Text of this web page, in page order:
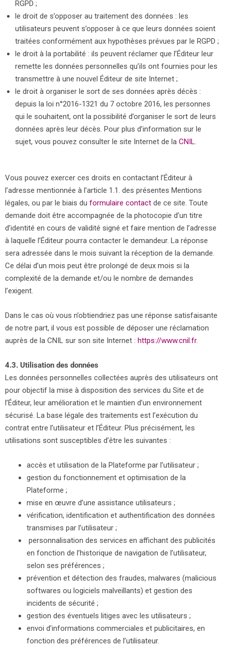
RGPD ;
le droit de s’opposer au traitement des données : les
utilisateurs peuvent s’opposer à ce que leurs données soient
traitées conformément aux hypothèses prévues par le RGPD ;
le droit à la portabilité : ils peuvent réclamer que l’Éditeur leur
remette les données personnelles qu’ils ont fournies pour les
transmettre à une nouvel Éditeur de site Internet ;
le droit à organiser le sort de ses données après décès :
depuis la loi n°2016-1321 du 7 octobre 2016, les personnes
qui le souhaitent, ont la possibilité d’organiser le sort de leurs
données après leur décès. Pour plus d’information sur le
sujet, vous pouvez consulter le site Internet de la CNIL.
Vous pouvez exercer ces droits en contactant l’Éditeur à
l’adresse mentionnée à l’article 1.1. des présentes Mentions
légales, ou par le biais du formulaire contact de ce site. Toute
demande doit être accompagnée de la photocopie d’un titre
d’identité en cours de validité signé et faire mention de l’adresse
à laquelle l’Éditeur pourra contacter le demandeur. La réponse
sera adressée dans le mois suivant la réception de la demande.
Ce délai d’un mois peut être prolongé de deux mois si la
complexité de la demande et/ou le nombre de demandes
l’exigent.
Dans le cas où vous n’obtiendriez pas une réponse satisfaisante
de notre part, il vous est possible de déposer une réclamation
auprès de la CNIL sur son site Internet : https://www.cnil.fr.
4.3. Utilisation des données
Les données personnelles collectées auprès des utilisateurs ont
pour objectif la mise à disposition des services du Site et de
l’Éditeur, leur amélioration et le maintien d’un environnement
sécurisé. La base légale des traitements est l’exécution du
contrat entre l’utilisateur et l’Éditeur. Plus précisément, les
utilisations sont susceptibles d’être les suivantes :
accès et utilisation de la Plateforme par l’utilisateur ;
gestion du fonctionnement et optimisation de la
Plateforme ;
mise en œuvre d’une assistance utilisateurs ;
vérification, identification et authentification des données
transmises par l’utilisateur ;
personnalisation des services en affichant des publicités
en fonction de l’historique de navigation de l’utilisateur,
selon ses préférences ;
prévention et détection des fraudes, malwares (malicious
softwares ou logiciels malveillants) et gestion des
incidents de sécurité ;
gestion des éventuels litiges avec les utilisateurs ;
envoi d’informations commerciales et publicitaires, en
fonction des préférences de l’utilisateur.